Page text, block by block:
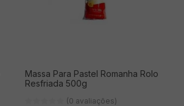
Massa Para Pastel Romanha Rolo
Resfriada 500g
(0 avaliações)